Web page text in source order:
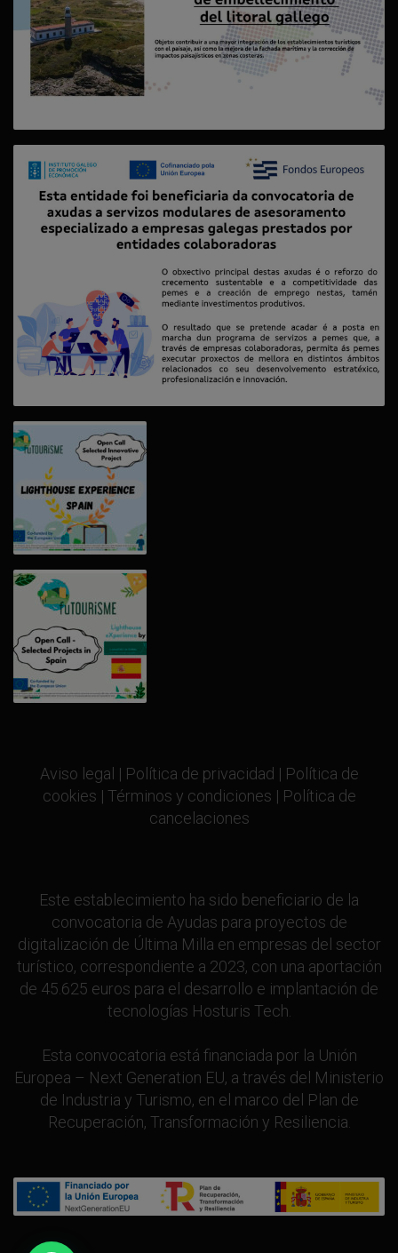
Aviso legal | Política de privacidad | Política de
cookies | Términos y condiciones | Política de
cancelaciones
Este establecimiento ha sido beneficiario de la
convocatoria de Ayudas para proyectos de
digitalización de Última Milla en empresas del sector
turístico, correspondiente a 2023, con una aportación
de 45.625 euros para el desarrollo e implantación de
tecnologías Hosturis Tech.
Esta convocatoria está financiada por la Unión
Europea – Next Generation EU, a través del Ministerio
de Industria y Turismo, en el marco del Plan de
Recuperación, Transformación y Resiliencia.